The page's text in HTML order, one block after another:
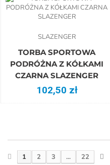
SLAZENGER
TORBA SPORTOWA
PODRÓŻNA Z KÓŁKAMI
CZARNA SLAZENGER
102,50 zł
1 2 3 ... 22